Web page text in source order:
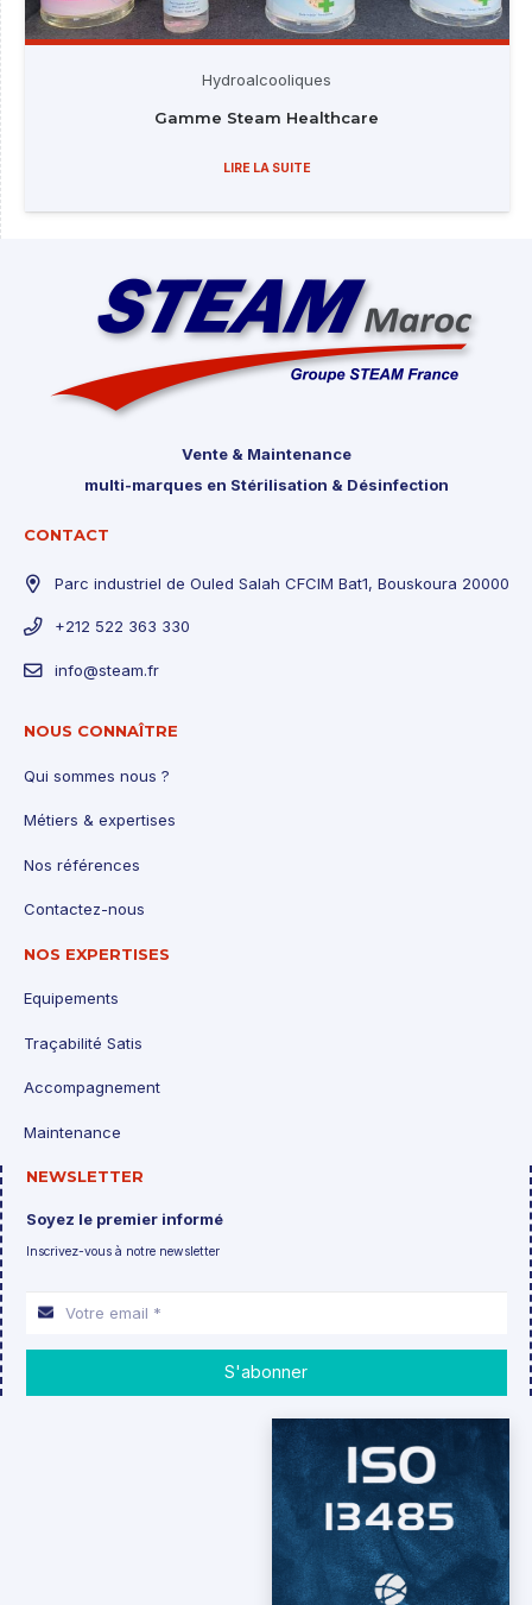
Hydroalcooliques
Gamme Steam Healthcare
LIRE LA SUITE
Vente & Maintenance
multi-marques en Stérilisation & Désinfection
CONTACT
Parc industriel de Ouled Salah CFCIM Bat1, Bouskoura 20000
+212 522 363 330
info@steam.fr
NOUS CONNAÎTRE
Qui sommes nous ?
Métiers & expertises
Nos références
Contactez-nous
NOS EXPERTISES
Equipements
Traçabilité Satis
Accompagnement
Maintenance
NEWSLETTER
Soyez le premier informé
Inscrivez-vous à notre newsletter
S'abonner